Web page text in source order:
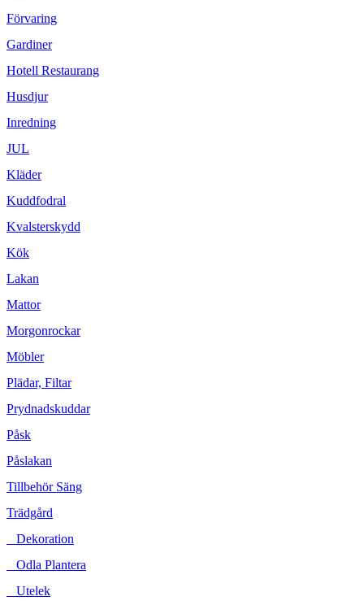
Förvaring
Gardiner
Hotell Restaurang
Husdjur
Inredning
JUL
Kläder
Kuddfodral
Kvalsterskydd
Kök
Lakan
Mattor
Morgonrockar
Möbler
Plädar, Filtar
Prydnadskuddar
Påsk
Påslakan
Tillbehör Säng
Trädgård
Dekoration
Odla Plantera
Utelek